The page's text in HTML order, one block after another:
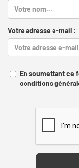
Votre adresse e-mail :
En soumettant ce
conditions